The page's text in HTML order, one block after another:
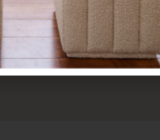
Suscríbete